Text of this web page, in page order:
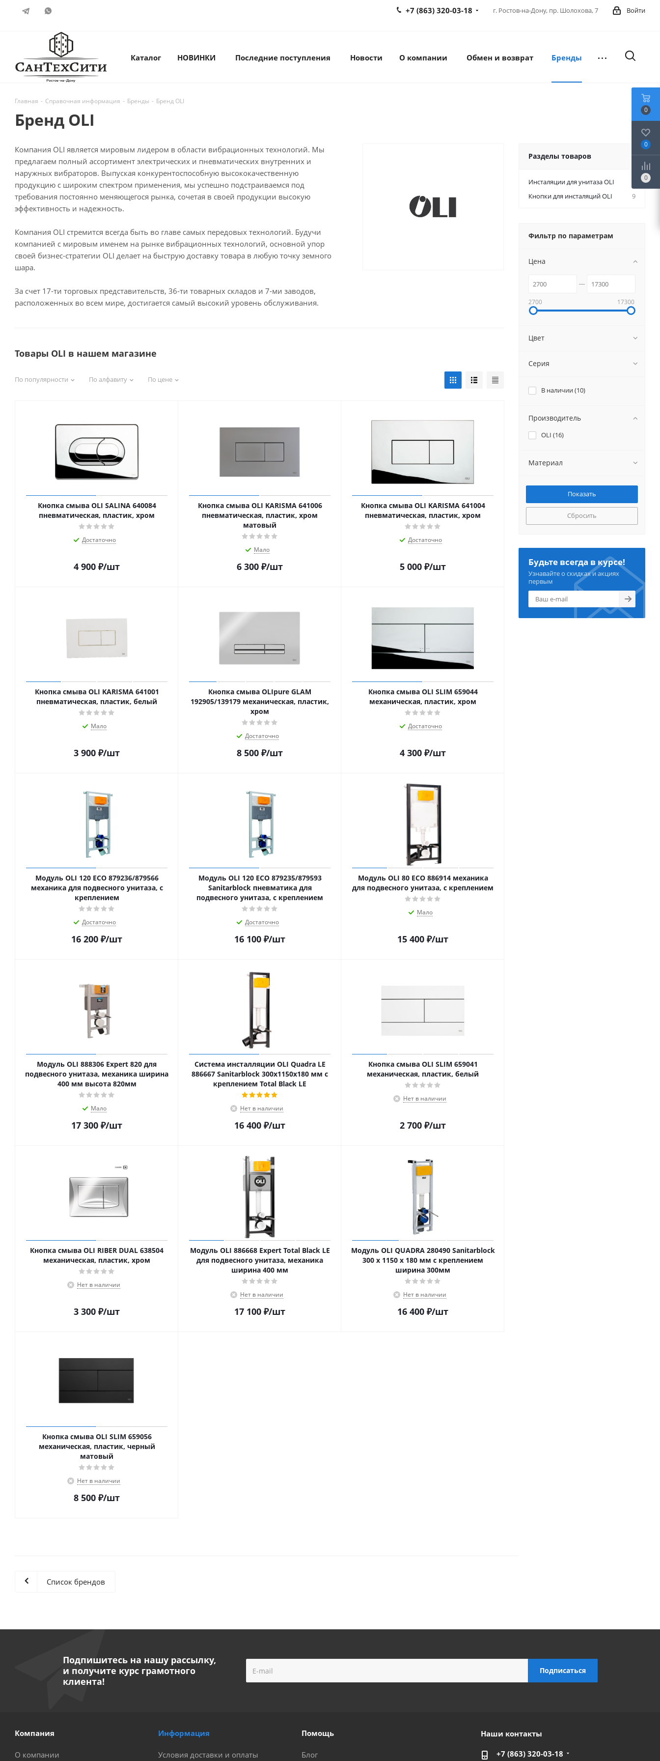
Войти
г. Ростов-на-Дону, пр. Шолохова, 7
+7 (863) 320-03-18
Каталог НОВИНКИ Последние поступления Новости О компании Обмен и возврат Бренды
Главная - Справочная информация - Бренды - Бренд OLI
Бренд OLI
Компания OLI является мировым лидером в области вибрационных технологий. Мы
предлагаем полный ассортимент электрических и пневматических внутренних и
наружных вибраторов. Выпуская конкурентоспособную высококачественную
продукцию с широким спектром применения, мы успешно подстраиваемся под
требования постоянно меняющегося рынка, сочетая в своей продукции высокую
эффективность и надежность.
Компания OLI стремится всегда быть во главе самых передовых технологий. Будучи
компанией с мировым именем на рынке вибрационных технологий, основной упор
своей бизнес-стратегии OLI делает на быструю доставку товара в любую точку земного
шара.
За счет 17-ти торговых представительств, 36-ти товарных складов и 7-ми заводов,
расположенных во всем мире, достигается самый высокий уровень обслуживания.
Товары OLI в нашем магазине
По популярности По алфавиту По цене
Кнопка смыва OLI SALINA 640084
пневматическая, пластик, хром
Достаточно
4 900 ₽/шт
Кнопка смыва OLI KARISMA 641006
пневматическая, пластик, хром
матовый
Мало
6 300 ₽/шт
Кнопка смыва OLI KARISMA 641004
пневматическая, пластик, хром
Достаточно
5 000 ₽/шт
Кнопка смыва OLI KARISMA 641001
пневматическая, пластик, белый
Мало
3 900 ₽/шт
Кнопка смыва OLIpure GLAM
192905/139179 механическая, пластик,
хром
Достаточно
8 500 ₽/шт
Кнопка смыва OLI SLIM 659044
механическая, пластик, хром
Достаточно
4 300 ₽/шт
Модуль OLI 120 ECO 879236/879566
механика для подвесного унитаза, с
креплением
Достаточно
16 200 ₽/шт
Модуль OLI 120 ECO 879235/879593
Sanitarblock пневматика для
подвесного унитаза, с креплением
Достаточно
16 100 ₽/шт
Модуль OLI 80 ECO 886914 механика
для подвесного унитаза, с креплением
Мало
15 400 ₽/шт
Модуль OLI 888306 Expert 820 для
подвесного унитаза, механика ширина
400 мм высота 820мм
Мало
17 300 ₽/шт
Система инсталляции OLI Quadra LE
886667 Sanitarblock 300x1150х180 мм с
креплением Total Black LE
Нет в наличии
16 400 ₽/шт
Кнопка смыва OLI SLIM 659041
механическая, пластик, белый
Нет в наличии
2 700 ₽/шт
Кнопка смыва OLI RIBER DUAL 638504
механическая, пластик, хром
Нет в наличии
3 300 ₽/шт
Модуль OLI 886668 Expert Total Black LE
для подвесного унитаза, механика
ширина 400 мм
Нет в наличии
17 100 ₽/шт
Модуль OLI QUADRA 280490 Sanitarblock
300 x 1150 х 180 мм с креплением
ширина 300мм
Нет в наличии
16 400 ₽/шт
Кнопка смыва OLI SLIM 659056
механическая, пластик, черный
матовый
Нет в наличии
8 500 ₽/шт
Список брендов
Разделы товаров
Инсталяции для унитаза OLI
Кнопки для инсталяций OLI
9
Фильтр по параметрам
Цена
2700 17300
Цвет
Серия
В наличии (10)
Производитель
OLI (16)
Материал
Сбросить
Будьте всегда в курсе!
Узнавайте о скидках и акциях
первым
Подпишитесь на нашу рассылку,
и получите курс грамотного
клиента!
Компания
О компании
Информация
Условия доставки и оплаты
Помощь
Блог
Наши контакты
+7 (863) 320-03-18
0
0
0